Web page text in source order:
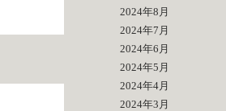
2024年8月
2024年7月
2024年6月
2024年5月
2024年4月
2024年3月